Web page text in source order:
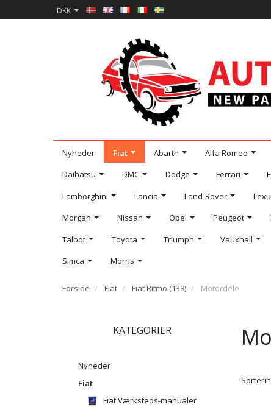
DKK
Nyheder Fiat Abarth Alfa Romeo
Daihatsu
DMC Dodge Ferrari
Lamborghini
Lancia Land-Rover
Morgan
Nissan Opel Peugeot
Talbot
Toyota Triumph Vauxhall
Simca
Morris
Forside Fiat Fiat Ritmo (138) Motordele
KATEGORIER
Nyheder
Fiat
Fiat Værksteds-manualer